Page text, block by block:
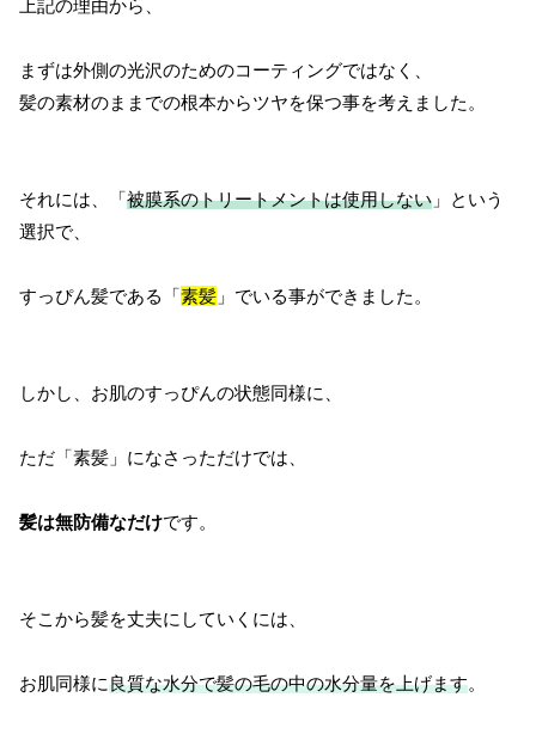
上記の理由から、
まずは外側の光沢のためのコーティングではなく、
髪の素材のままでの根本からツヤを保つ事を考えました。
それには、「被膜系のトリートメントは使用しない 」という
選択で、
すっぴん髪である「素髪 」でいる事ができました。
しかし、お肌のすっぴんの状態同様に、
ただ「素髪」になさっただけでは、
髪は無防備なだけです。
そこから髪を丈夫にしていくには、
お肌同様に良質な水分で髪の毛の中の水分量を上げます。